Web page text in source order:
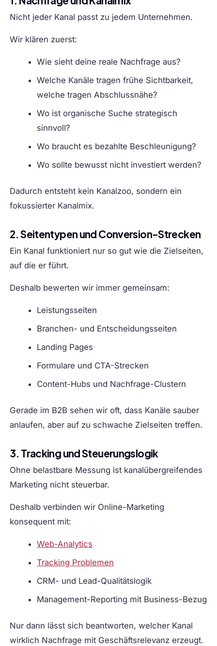
Nicht jeder Kanal passt zu jedem Unternehmen.
Wir klären zuerst:
Wie sieht deine reale Nachfrage aus?
Welche Kanäle tragen frühe Sichtbarkeit,
welche tragen Abschlussnähe?
Wo ist organische Suche strategisch
sinnvoll?
Wo braucht es bezahlte Beschleunigung?
Wo sollte bewusst nicht investiert werden?
Dadurch entsteht kein Kanalzoo, sondern ein
fokussierter Kanalmix.
2. Seitentypen und Conversion-Strecken
Ein Kanal funktioniert nur so gut wie die Zielseiten,
auf die er führt.
Deshalb bewerten wir immer gemeinsam:
Leistungsseiten
Branchen- und Entscheidungsseiten
Landing Pages
Formulare und CTA-Strecken
Content-Hubs und Nachfrage-Clustern
Gerade im B2B sehen wir oft, dass Kanäle sauber
anlaufen, aber auf zu schwache Zielseiten treffen.
3. Tracking und Steuerungslogik
Ohne belastbare Messung ist kanalübergreifendes
Marketing nicht steuerbar.
Deshalb verbinden wir Online-Marketing
konsequent mit:
Web-Analytics
Tracking Problemen
CRM- und Lead-Qualitätslogik
Management-Reporting mit Business-Bezug
Nur dann lässt sich beantworten, welcher Kanal
wirklich Nachfrage mit Geschäftsrelevanz erzeugt.